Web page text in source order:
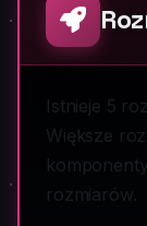
Istnieje 5
Większe
rozmiarów.